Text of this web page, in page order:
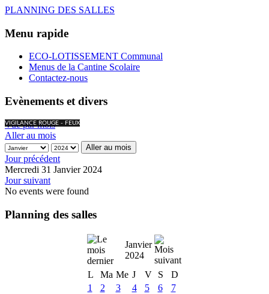
PLANNING DES SALLES
Menu rapide
ECO-LOTISSEMENT Communal
Menus de la Cantine Scolaire
Contactez-nous
Evènements et divers
VIGILANCE ROUGE - FEUX
Vue par mois
Aller au mois
Aller au mois
Jour précédent
Mercredi 31 Janvier 2024
Jour suivant
No events were found
Planning des salles
Janvier
2024
L
Ma Me J V S
D
1
2 3 4 5 6
7